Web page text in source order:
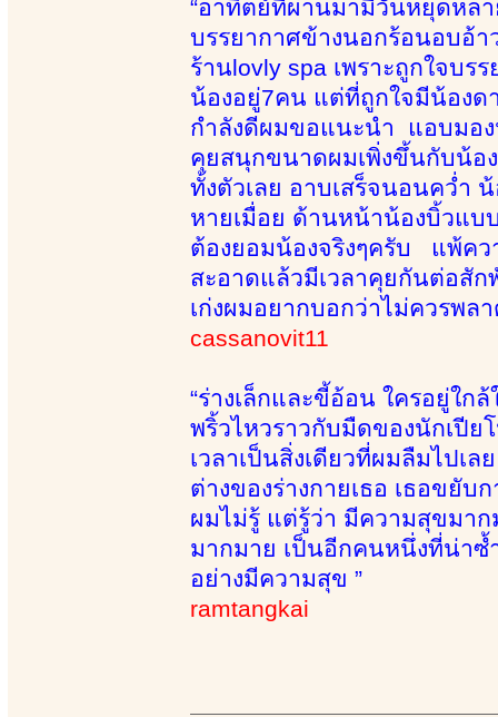
“อาทิตย์ที่ผ่านมามีวันหยุดหลา
บรรยากาศข้างนอกร้อนอบอ้า
ร้านlovly spa เพราะถูกใจบ
น้องอยู่7คน แต่ที่ถูกใจมีน้องด
กำลังดีผมขอแนะนำ แอบมอง
คุยสนุกขนาดผมเพิ่งขึ้นกับน้อ
ทั้งตัวเลย อาบเสร็จนอนคว่ำ
หายเมื่อย ด้านหน้าน้องบิ้วแบ
ต้องยอมน้องจริงๆครับ แพ้คว
สะอาดแล้วมีเวลาคุยกันต่อสั
เก่งผมอยากบอกว่าไม่ควรพลา
cassanovit11
“ร่างเล็กและขี้อ้อน ใครอยู่ใก
พริ้วไหวราวกับมืดของนักเปี
เวลาเป็นสิ่งเดียวที่ผมลืมไปเ
ต่างของร่างกายเธอ เธอขยับ
ผมไม่รู้ แต่รู้ว่า มีความสุขมา
มากมาย เป็นอีกคนหนึ่งที่น่า
อย่างมีความสุข ”
ramtangkai